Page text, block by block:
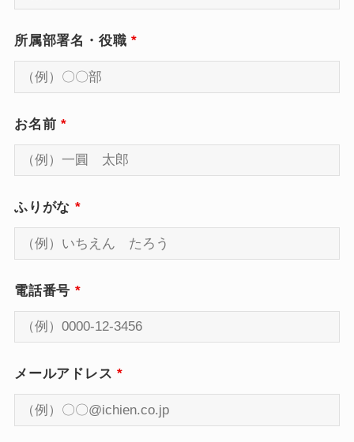
所属部署名・役職*
お名前*
ふりがな *
電話番号 *
メールアドレス*